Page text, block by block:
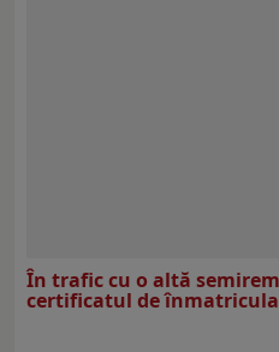
În trafic cu o altă
certificatul de